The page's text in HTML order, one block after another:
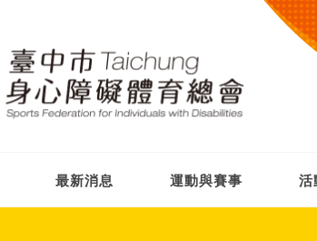
最新消息 運動與賽事 活